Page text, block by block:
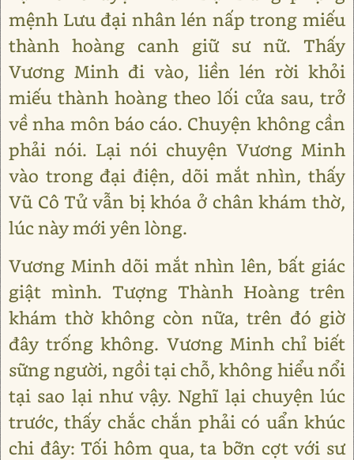
mệnh Lưu đại nhân lén nấp trong miếu
thành hoàng canh giữ sư nữ. Thấy
Vương Minh đi vào, liền lén rời khỏi
miếu thành hoàng theo lối cửa sau, trở
về nha môn báo cáo. Chuyện không cần
phải nói. Lại nói chuyện Vương Minh
vào trong đại điện, dõi mắt nhìn, thấy
Vũ Cô Tử vẫn bị khóa ở chân khám thờ,
lúc này mới yên lòng.
Vương Minh dõi mắt nhìn lên, bất giác
giật mình. Tượng Thành Hoàng trên
khám thờ không còn nữa, trên đó giờ
đây trống không. Vương Minh chỉ biết
sững người, ngồi tại chỗ, không hiểu nổi
tại sao lại như vậy. Nghĩ lại chuyện lúc
trước, thấy chắc chắn phải có uẩn khúc
chi đây: Tối hôm qua, ta bỡn cợt với sư